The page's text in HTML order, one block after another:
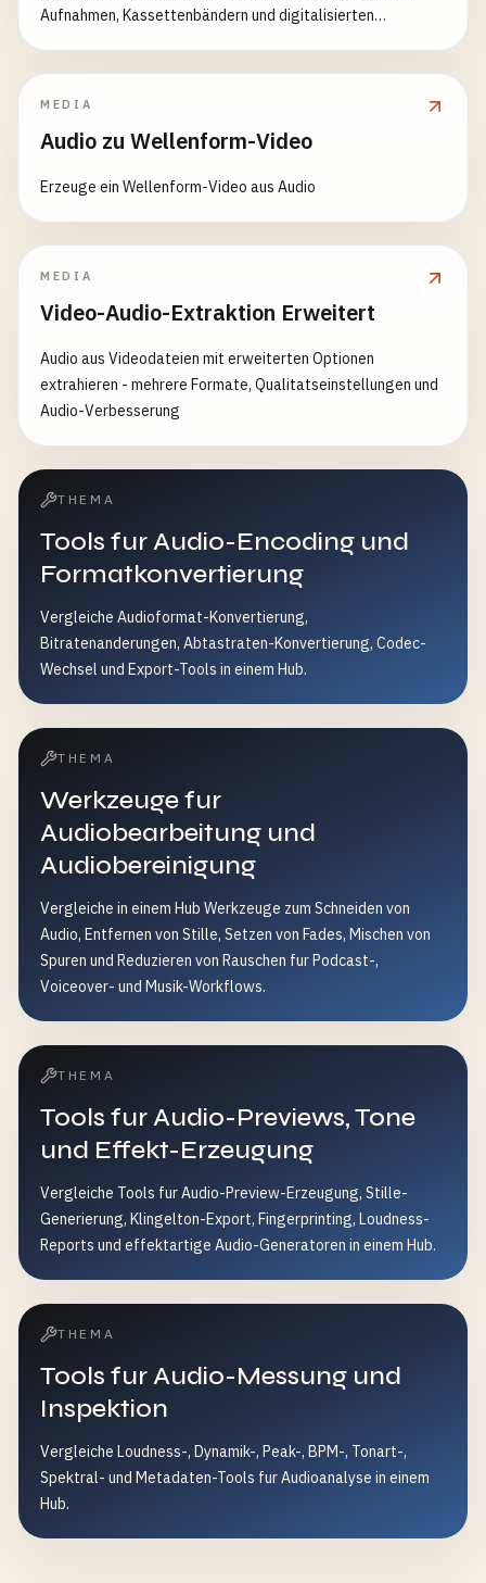
Aufnahmen, Kassettenbändern und digitalisierten
MEDIA
Audio zu Wellenform-Video
Erzeuge ein Wellenform-Video aus Audio
MEDIA
Video-Audio-Extraktion Erweitert
Audio aus Videodateien mit erweiterten Optionen
extrahieren - mehrere Formate, Qualitatseinstellungen und
Audio-Verbesserung
THEMA
Tools fur Audio-Encoding und
Formatkonvertierung
Vergleiche Audioformat-Konvertierung,
Bitratenanderungen, Abtastraten-Konvertierung, Codec-
Wechsel und Export-Tools in einem Hub.
THEMA
Werkzeuge fur
Audiobearbeitung und
Audiobereinigung
Vergleiche in einem Hub Werkzeuge zum Schneiden von
Audio, Entfernen von Stille, Setzen von Fades, Mischen von
Spuren und Reduzieren von Rauschen fur Podcast-,
Voiceover- und Musik-Workflows.
THEMA
Tools fur Audio-Previews, Tone
und Effekt-Erzeugung
Vergleiche Tools fur Audio-Preview-Erzeugung, Stille-
Generierung, Klingelton-Export, Fingerprinting, Loudness-
Reports und effektartige Audio-Generatoren in einem Hub.
THEMA
Tools fur Audio-Messung und
Inspektion
Vergleiche Loudness-, Dynamik-, Peak-, BPM-, Tonart-,
Spektral- und Metadaten-Tools fur Audioanalyse in einem
Hub.